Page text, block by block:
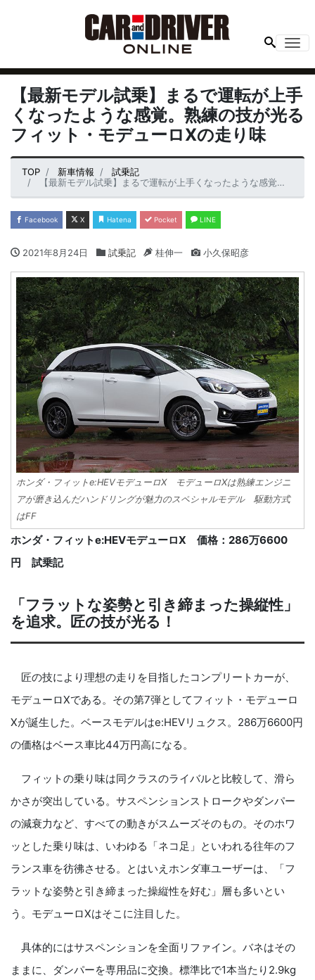
【最新モデル試乗】まるで運転が上手
くなったような感覚。熟練の技が光る
フィット・モデューロXの走り味
TOP 新車情報
試乗記
【最新モデル試乗】まるで運転が上手くなったような感覚。熟練の技が光るフィット・モデューロXの走り味
Facebook X Hatena Pocket LINE
2021年8月24日 試乗記 桂伸一 小久保昭彦
ホンダ・フィットe:HEVモデューロX モデューロXは熟練エンジニ
アが磨き込んだハンドリングが魅力のスペシャルモデル 駆動方式
はFF
ホンダ・フィットe:HEVモデューロX 価格：286万6600
円 試乗記
「フラットな姿勢と引き締まった操縦性」
を追求。匠の技が光る！
匠の技により理想の走りを目指したコンプリートカーが、
モデューロXである。その第7弾としてフィット・モデューロ
Xが誕生した。ベースモデルはe:HEVリュクス。286万6600円
の価格はベース車比44万円高になる。
フィットの乗り味は同クラスのライバルと比較して、滑ら
かさが突出している。サスペンションストロークやダンパー
の減衰力など、すべての動きがスムーズそのもの。そのホワ
ッとした乗り味は、いわゆる「ネコ足」といわれる往年のフ
ランス車を彷彿させる。とはいえホンダ車ユーザーは、「フ
ラットな姿勢と引き締まった操縦性を好む」層も多いとい
う。モデューロXはそこに注目した。
具体的にはサスペンションを全面リファイン。バネはその
ままに、ダンパーを専用品に交換。標準比で1本当たり2.9kg